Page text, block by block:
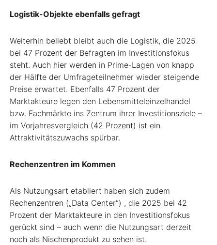
Logistik-Objekte ebenfalls gefragt
Weiterhin beliebt bleibt auch die Logistik, die 2025
bei 47 Prozent der Befragten im Investitionsfokus
steht. Auch hier werden in Prime-Lagen von knapp
der Hälfte der Umfrageteilnehmer wieder steigende
Preise erwartet. Ebenfalls 47 Prozent der
Marktakteure legen den Lebensmitteleinzelhandel
bzw. Fachmärkte ins Zentrum ihrer Investitionsziele –
im Vorjahresvergleich (42 Prozent) ist ein
Attraktivitätszuwachs spürbar.
Rechenzentren im Kommen
Als Nutzungsart etabliert haben sich zudem
Rechenzentren („Data Center“) , die 2025 bei 42
Prozent der Marktakteure in den Investitionsfokus
gerückt sind – auch wenn die Nutzungsart derzeit
noch als Nischenprodukt zu sehen ist.